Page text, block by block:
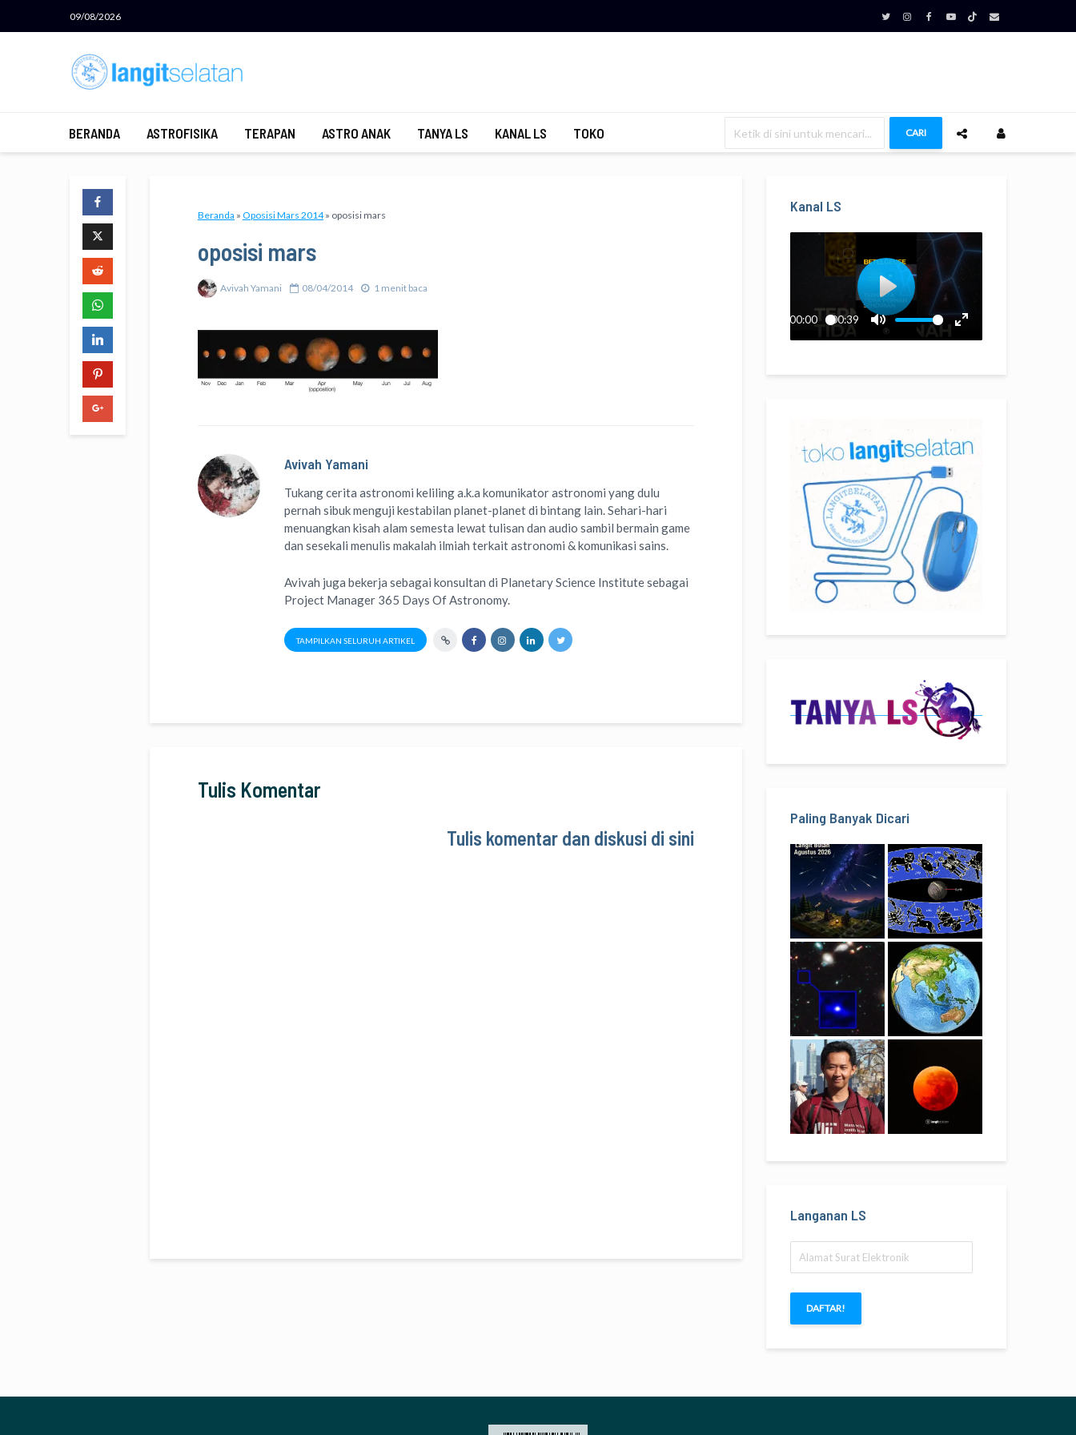
09/08/2026
BERANDA ASTROFISIKA TERAPAN ASTRO ANAK TANYA LS KANAL LS TOKO CARI
Beranda » Oposisi Mars 2014» oposisi mars
oposisi mars
Avivah Yamani 08/04/2014 1 menit baca
Avivah Yamani
Tukang cerita astronomi kelilinga.k.akomunikator astronomi yang dulu
pernah sibuk menguji kestabilan planet-planet di bintang lain. Sehari-hari
menuangkan kisah alam semesta lewattulisandanaudio sambil bermain game
dan sesekali menulismakalah ilmiah terkait astronomi &komunikasi sains.
Avivah juga bekerja sebagai konsultan di Planetary Science Institutesebagai
Project Manager 365 Days Of Astronomy.
TAMPILKAN SELURUH ARTIKEL
Tulis Komentar
Tulis komentar dan diskusi di sini
Kanal LS
Paling Banyak Dicari
Langanan LS
Surat
Elektronik
DAFTAR!